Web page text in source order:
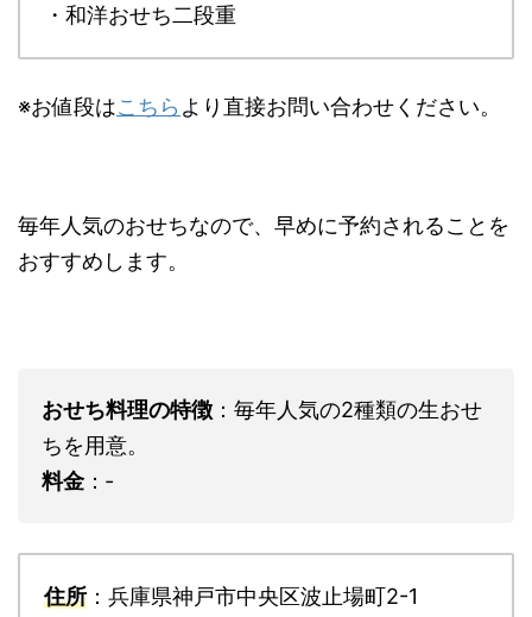
・和洋おせち二段重
※お値段はこちら より直接お問い合わせください。
毎年人気のおせちなので、早めに予約されることを
おすすめします。
おせち料理の特徴 ：毎年人気の2種類の生おせ
ちを用意。
料金：‐
住所 ：兵庫県神戸市中央区波止場町2-1